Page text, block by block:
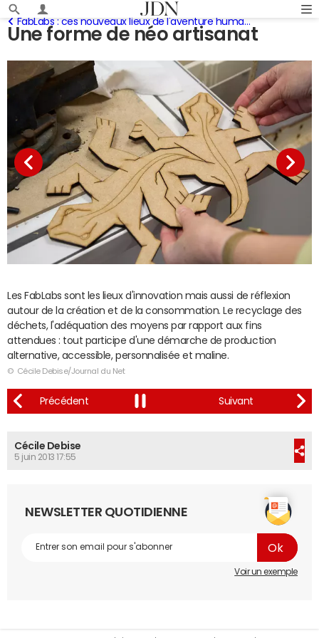
Une forme de néo artisanat
FabLabs : ces nouveaux lieux de l'aventure humaine et technologique
Les FabLabs sont les lieux d'innovation mais aussi de réflexion
autour de la création et de la consommation. Le recyclage des
déchets, l'adéquation des moyens par rapport aux fins
attendues : tout participe d'une démarche de production
alternative, accessible, personnalisée et maline.
© Cécile Debise/Journal du Net
Cécile Debise
5 juin 2013 17:55
NEWSLETTER QUOTIDIENNE
Voir un exemple